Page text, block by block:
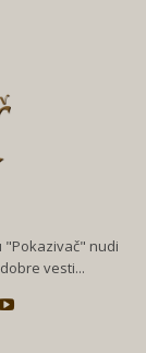
"Pokazivač" nudi
vesti...